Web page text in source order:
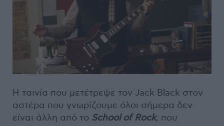
Η ταινία που μετέτρεψε τον Jack Black στον
αστέρα που γνωρίζουμε όλοι σήμερα δεν
είναι άλλη από το SchoolofRock, που